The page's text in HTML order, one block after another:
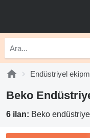
Endüstriyel
Beko
6 ilan: Beko